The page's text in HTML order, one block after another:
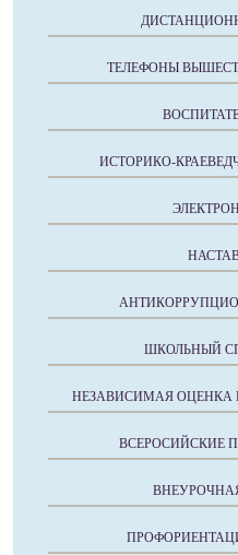
ТЕЛЕФОНЫ
ИСТОРИКО-
ШКОЛЬНЫЙ
НЕЗАВИСИМАЯ ОЦЕНКА
ВСЕРОСИЙСКИЕ